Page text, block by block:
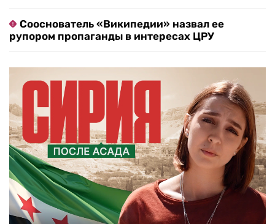
Сооснователь «Википедии» назвал ее
рупором пропаганды в интересах ЦРУ